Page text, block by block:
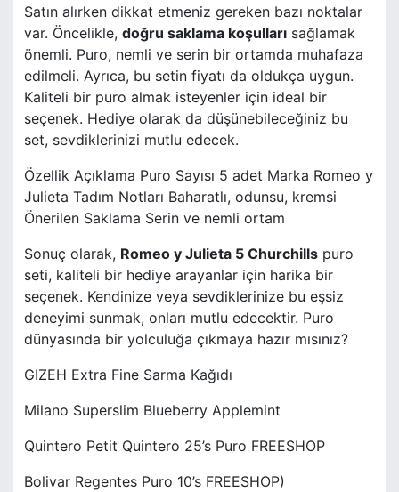
Satın alırken dikkat etmeniz gereken bazı noktalar
var. Öncelikle, doğru saklama koşulları sağlamak
önemli. Puro, nemli ve serin bir ortamda muhafaza
edilmeli. Ayrıca, bu setin fiyatı da oldukça uygun.
Kaliteli bir puro almak isteyenler için ideal bir
seçenek. Hediye olarak da düşünebileceğiniz bu
set, sevdiklerinizi mutlu edecek.
Özellik Açıklama Puro Sayısı 5 adet Marka Romeo y
Julieta Tadım Notları Baharatlı, odunsu, kremsi
Önerilen Saklama Serin ve nemli ortam
Sonuç olarak, Romeo y Julieta 5 Churchills puro
seti, kaliteli bir hediye arayanlar için harika bir
seçenek. Kendinize veya sevdiklerinize bu eşsiz
deneyimi sunmak, onları mutlu edecektir. Puro
dünyasında bir yolculuğa çıkmaya hazır mısınız?
GIZEH Extra Fine Sarma Kağıdı
Milano Superslim Blueberry Applemint
Quintero Petit Quintero 25’s Puro FREESHOP
Bolivar Regentes Puro 10’s FREESHOP)